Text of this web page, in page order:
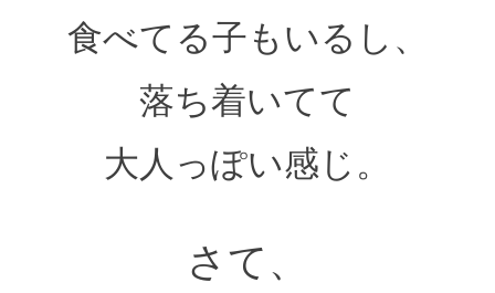
食べてる子もいるし、
落ち着いてて
大人っぽい感じ。
さて、